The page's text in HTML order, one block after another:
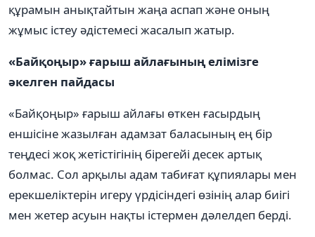
құрамын анықтайтын жаңа аспап және оның
жұмыс істеу әдістемесі жасалып жатыр.
«Байқоңыр» ғарыш айлағының елімізге
әкелген пайдасы
«Байқоңыр» ғарыш айлағы өткен ғасырдың
еншісіне жазылған адамзат баласының ең бір
теңдесі жоқ жетістігінің бірегейі десек артық
болмас. Сол арқылы адам табиғат құпиялары мен
ерекшеліктерін игеру үрдісіндегі өзінің алар биігі
мен жетер асуын нақты істермен дәлелдеп берді.